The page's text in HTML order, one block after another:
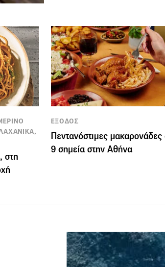
στη
ΕΞΟΔΟΣ
Πεντανόστιμες μακαρονάδες
9 σημεία στην Αθήνα